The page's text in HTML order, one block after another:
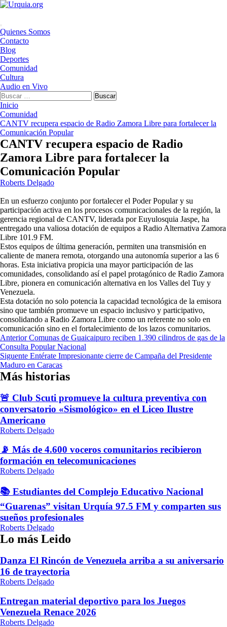
Saltar
Menú
principal
Quienes Somos
Contacto
Blog
Deportes
Comunidad
Cultura
Audio en Vivo
Buscar:
Inicio
Comunidad
CANTV recupera espacio de Radio Zamora Libre para fortalecer la
Comunicación Popular
CANTV recupera espacio de Radio
Zamora Libre para fortalecer la
Comunicación Popular
Roberts Delgado
En un esfuerzo conjunto por fortalecer el Poder Popular y su
participación activa en los procesos comunicacionales de la región, la
gerencia regional de CANTV, liderada por Euyulosquia Jaspe, ha
entregado una valiosa dotación de equipos a Radio Alternativa Zamora
Libre 101.9 FM.
Estos equipos de última generación, permiten una transmisión en
caliente de manera remota, otorgando una autonomía superior a las 6
horas. Esta iniciativa propicia una mayor participación de las
comunidades, consolidando así el papel protagónico de Radio Zamora
Libre, pionera en comunicación alternativa en los Valles del Tuy y
Venezuela.
Esta dotación no solo potencia la capacidad tecnológica de la emisora ​​
sino que también promueve un espacio inclusivo y participativo,
consolidando a Radio Zamora Libre como un referente no solo en
comunicación sino en el fortalecimiento de los lazos comunitarios.
Navegación
de
entradas
AnteriorComunas de Guaicaipuro reciben 1.390 cilindros de gas de la
Consulta Popular Nacional
Siguente Entérate Impresionante cierre de Campaña del Presidente
Maduro en Caracas
Más historias
🚨 Club Scuti promueve la cultura preventiva con
conversatorio «Sismológico» en el Liceo Ilustre
Americano
Roberts Delgado
📡 Más de 4.600 voceros comunitarios recibieron
formación en telecomunicaciones
Roberts Delgado
📚 Estudiantes del Complejo Educativo Nacional
“Guarenas” visitan Urquía 97.5 FM y comparten sus
sueños profesionales
Roberts Delgado
Lo más Leido
Danza El Rincón de Venezuela arriba a su aniversario
16 de trayectoria
Roberts Delgado
Entregan material deportivo para los Juegos
Venezuela Renace 2026
Roberts Delgado